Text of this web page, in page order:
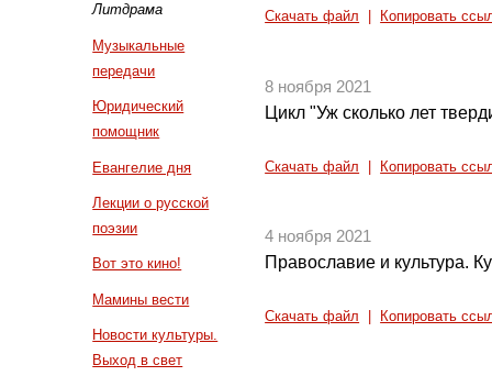
Литдрама
Музыкальные
передачи
Юридический
помощник
Евангелие дня
Лекции о русской
поэзии
Вот это кино!
Мамины вести
Новости культуры.
Выход в свет
Скачать файл Копировать
8 ноября 2021
Цикл "Уж сколько лет
Скачать файл Копировать
4 ноября 2021
Православие и культура.
Скачать файл Копировать